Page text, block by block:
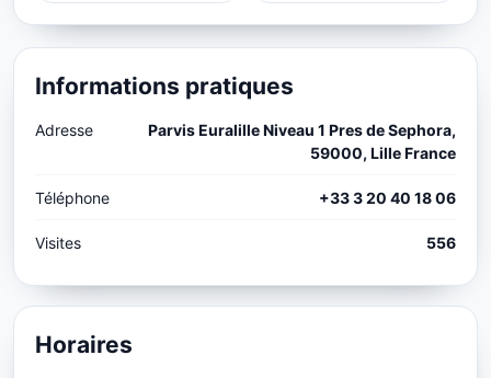
Informations pratiques
Adresse
Parvis Euralille Niveau 1 Pres de Sephora,
59000, Lille France
Téléphone +33 3 20 40 18 06
Visites 556
Horaires